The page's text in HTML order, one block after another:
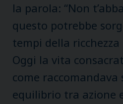
la parola: “Non
questo potrebbe
tempi della
Oggi la vita
come
equilibrio tra azione